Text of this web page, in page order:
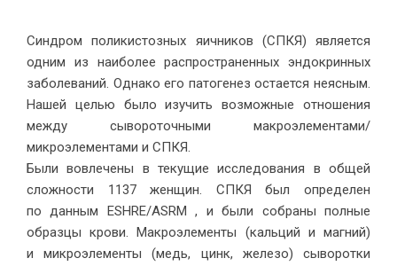
Синдром поликистозных яичников (СПКЯ) является
одним из наиболее распространенных эндокринных
заболеваний. Однако его патогенез остается неясным.
Нашей целью было изучить возможные отношения
между сывороточными макроэлементами/
микроэлементами и СПКЯ.
Были вовлечены в текущие исследования в общей
сложности 1137 женщин. СПКЯ был определен
по данным ESHRE/ASRM , и были собраны полные
образцы крови. Макроэлементы (кальций и магний)
и микроэлементы (медь, цинк, железо) сыворотки